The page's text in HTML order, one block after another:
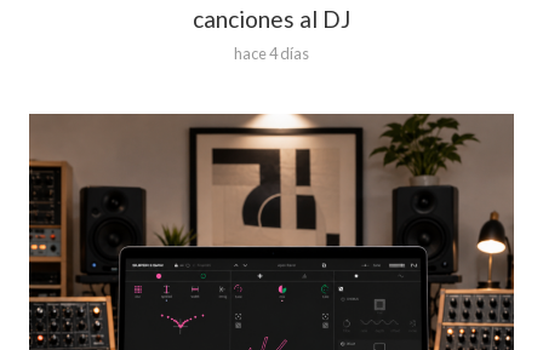
canciones al DJ
hace 4 días